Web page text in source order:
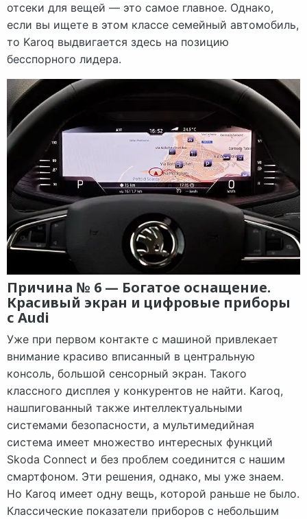
отсеки для вещей — это самое главное. Однако,
если вы ищете в этом классе семейный автомобиль,
то Karoq выдвигается здесь на позицию
бесспорного лидера.
Причина № 6 — Богатое оснащение.
Красивый экран и цифровые приборы
с Audi
Уже при первом контакте с машиной привлекает
внимание красиво вписанный в центральную
консоль, большой сенсорный экран. Такого
классного дисплея у конкурентов не найти. Karoq,
нашпигованный также интеллектуальными
системами безопасности, а мультимедийная
система имеет множество интересных функций
Skoda Connect и без проблем соединится с нашим
смартфоном. Эти решения, однако, мы уже знаем.
Но Karoq имеет одну вещь, которой раньше не было.
Классические показатели приборов с небольшим